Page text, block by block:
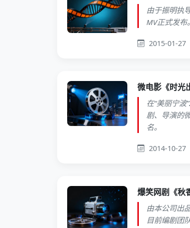
由于振明执
MV正式发布。
2015-01-27
微电影《时光
在“美丽宁
剧、导演的
名。
2014-10-27
爆笑网剧《秋
由本公司出
目前编剧团